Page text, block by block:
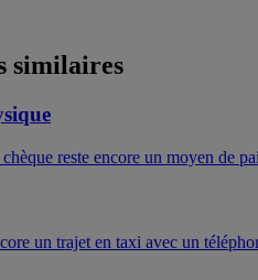
similaires
reste encore un moyen de
un trajet en taxi avec un